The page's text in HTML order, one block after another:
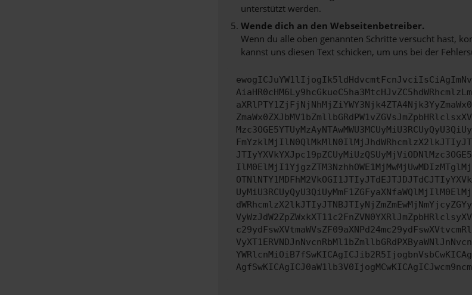
unterstützt werden.
Wende dich an den Webseitenbetreiber.
Wenn du alle oben genannten Schritte versucht hast,
kannst uns diesen Text schicken, um uns bei der